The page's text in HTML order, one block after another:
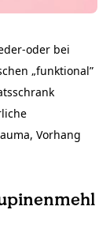
oder bei
„funktional”
Vorhang